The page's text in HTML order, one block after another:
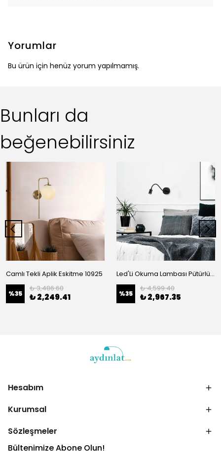
Yorumlar
Bu ürün için henüz yorum yapılmamış.
Bunları da
beğenebilirsiniz
Camlı Tekli Aplik Eskitme 10925
%35
₺ 3,486.60
₺ 2,249.41
Led'Li Okuma Lambası Pütürlü Siyah 3241
%35
₺ 4,599.40
₺ 2,967.35
Hesabım
Kurumsal
Sözleşmeler
Bültenimize Abone Olun!